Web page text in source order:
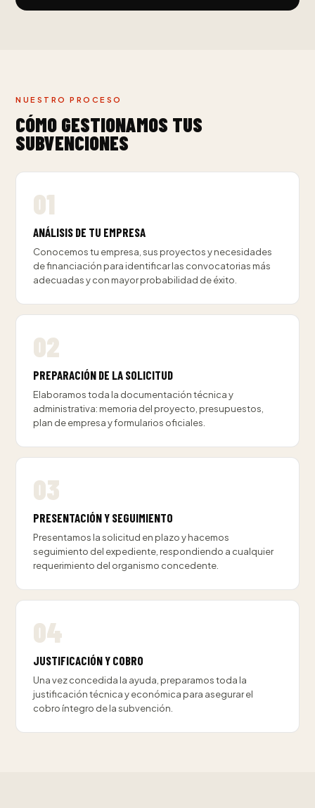
NUESTRO PROCESO
CÓMO GESTIONAMOS TUS
SUBVENCIONES
ANÁLISIS DE TU EMPRESA
Conocemos tu empresa, sus proyectos y necesidades
de financiación para identificar las convocatorias más
adecuadas y con mayor probabilidad de éxito.
PREPARACIÓN DE LA SOLICITUD
Elaboramos toda la documentación técnica y
administrativa: memoria del proyecto, presupuestos,
plan de empresa y formularios oficiales.
PRESENTACIÓN Y SEGUIMIENTO
Presentamos la solicitud en plazo y hacemos
seguimiento del expediente, respondiendo a cualquier
requerimiento del organismo concedente.
JUSTIFICACIÓN Y COBRO
Una vez concedida la ayuda, preparamos toda la
justificación técnica y económica para asegurar el
cobro íntegro de la subvención.